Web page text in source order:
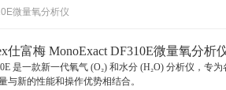
微量氧分析仪
仕富梅 MonoExact DF310E微量氧分析
是一款新一代氧气 (O₂) 和水分 (H₂O) 分析仪，专
与新的性能和操作优势相结合。